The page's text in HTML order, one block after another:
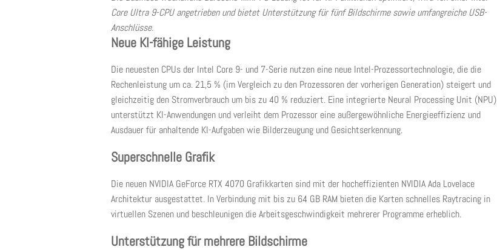
Core Ultra 9-CPU angetrieben und bietet Unterstützung für fünf Bildschirme sowie umfangreiche USB-
Anschlüsse.
Neue KI-fähige Leistung
Die neuesten CPUs der Intel Core 9- und 7-Serie nutzen eine neue Intel-Prozessortechnologie, die die
Rechenleistung um ca. 21,5 % (im Vergleich zu den Prozessoren der vorherigen Generation) steigert und
gleichzeitig den Stromverbrauch um bis zu 40 % reduziert. Eine integrierte Neural Processing Unit (NPU)
unterstützt KI-Anwendungen und verleiht dem Prozessor eine außergewöhnliche Energieeffizienz und
Ausdauer für anhaltende KI-Aufgaben wie Bilderzeugung und Gesichtserkennung.
Superschnelle Grafik
Die neuen NVIDIA GeForce RTX 4070 Grafikkarten sind mit der hocheffizienten NVIDIA Ada Lovelace
Architektur ausgestattet. In Verbindung mit bis zu 64 GB RAM bieten die Karten schnelles Raytracing in
virtuellen Szenen und beschleunigen die Arbeitsgeschwindigkeit mehrerer Programme erheblich.
Unterstützung für mehrere Bildschirme